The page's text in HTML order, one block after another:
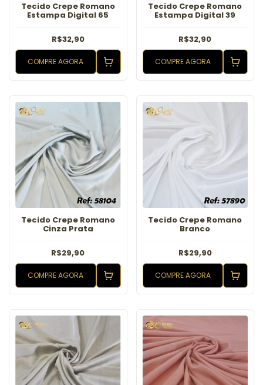
Tecido Crepe Romano
Estampa Digital 65
R$32,90
COMPRE AGORA
Tecido Crepe Romano
Estampa Digital 39
R$32,90
COMPRE AGORA
Tecido Crepe Romano
Cinza Prata
R$29,90
COMPRE AGORA
Tecido Crepe Romano
Branco
R$29,90
COMPRE AGORA